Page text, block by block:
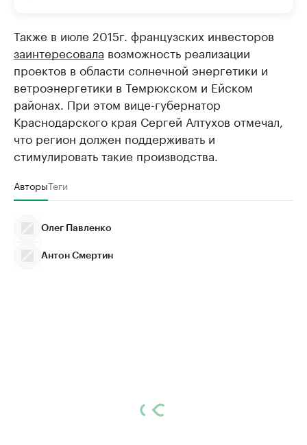
Также в июле 2015г. французских инвесторов
заинтересовала возможность реализации
проектов в области солнечной энергетики и
ветроэнергетики в Темрюкском и Ейском
районах. При этом вице-губернатор
Краснодарского края Сергей Алтухов отмечал,
что регион должен поддерживать и
стимулировать такие производства.
АвторыТеги
Олег Павленко
Антон Смертин